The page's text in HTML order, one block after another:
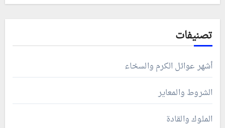
تصنيفات
أشهر عوائل الكرم والسخاء
الشروط والمعاير
الملوك والقادة